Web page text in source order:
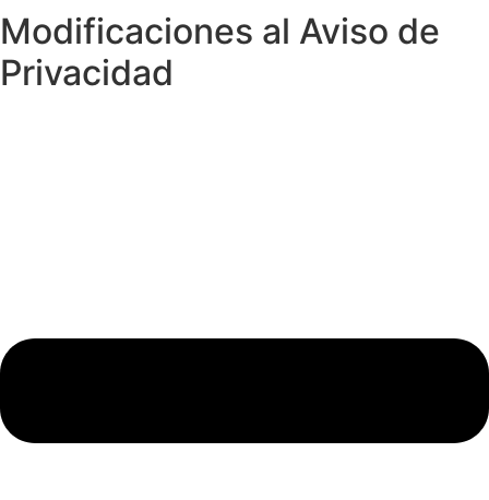
Modificaciones al Aviso de
Privacidad